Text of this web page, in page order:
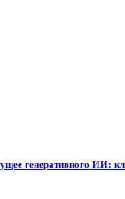
генеративного ИИ: